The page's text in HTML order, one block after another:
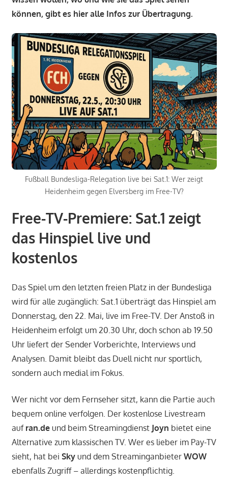
können, gibt es hier alle Infos zur Übertragung.
Fußball Bundesliga-Relegation live bei Sat.1: Wer zeigt
Heidenheim gegen Elversberg im Free-TV?
Free-TV-Premiere: Sat.1 zeigt
das Hinspiel live und
kostenlos
Das Spiel um den letzten freien Platz in der Bundesliga
wird für alle zugänglich: Sat.1 überträgt das Hinspiel am
Donnerstag, den 22. Mai, live im Free-TV. Der Anstoß in
Heidenheim erfolgt um 20.30 Uhr, doch schon ab 19.50
Uhr liefert der Sender Vorberichte, Interviews und
Analysen. Damit bleibt das Duell nicht nur sportlich,
sondern auch medial im Fokus.
Wer nicht vor dem Fernseher sitzt, kann die Partie auch
bequem online verfolgen. Der kostenlose Livestream
auf ran.deund beim Streamingdienst Joyn bietet eine
Alternative zum klassischen TV. Wer es lieber im Pay-TV
sieht, hat bei Skyund dem Streaminganbieter WOW
ebenfalls Zugriff – allerdings kostenpflichtig.